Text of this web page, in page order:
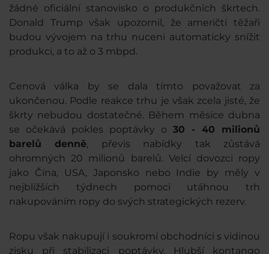
žádné oficiální stanovisko o produkčních škrtech.
Donald Trump však upozornil, že američtí těžaři
budou vývojem na trhu nuceni automaticky snížit
produkci, a to až o 3 mbpd.
Cenová válka by se dala tímto považovat za
ukončenou. Podle reakce trhu je však zcela jisté, že
škrty nebudou dostatečné. Během měsíce dubna
se očekává pokles poptávky o 30 - 40 milionů
barelů denně, převis nabídky tak zůstává
ohromných 20 milionů barelů. Velcí dovozci ropy
jako Čína, USA, Japonsko nebo Indie by měly v
nejbližších týdnech pomoci utáhnou trh
nakupováním ropy do svých strategických rezerv.
Ropu však nakupují i soukromí obchodníci s vidinou
zisku při stabilizaci poptávky. Hlubší kontango